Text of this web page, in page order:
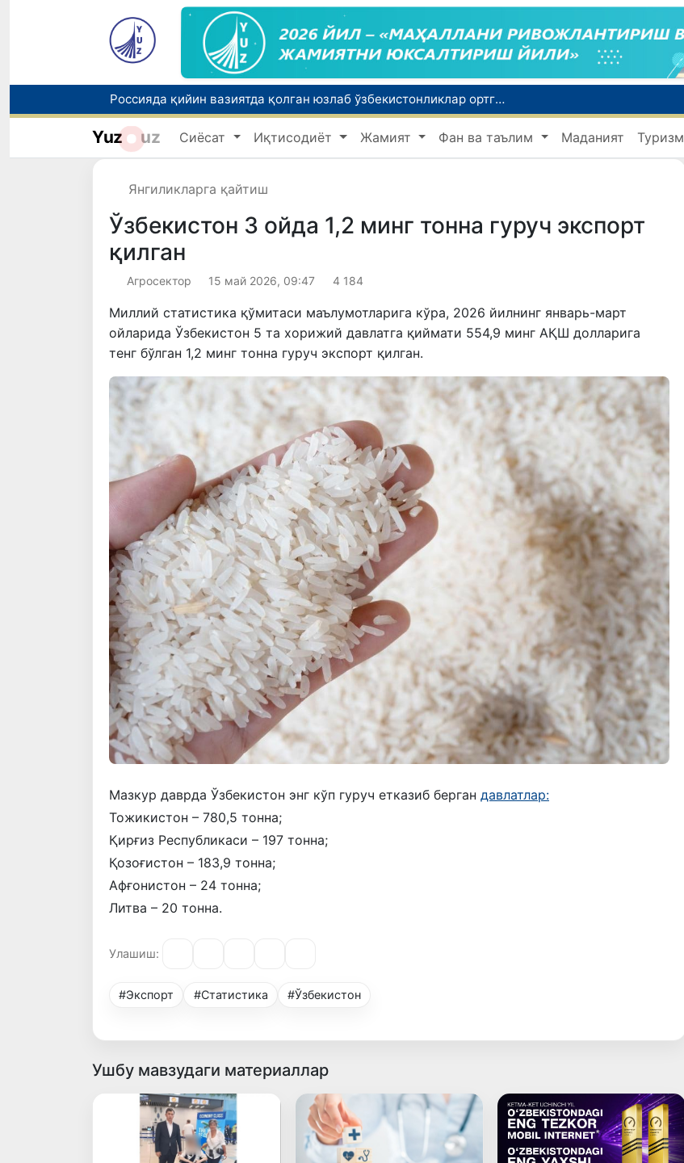
Россияда қийин вазиятда қолган юзлаб ўзбекистонликлар ортга қайтарилди
2030 йилгача хавфли чиқиндиларни қайта ишлаш даражаси 20 фоизга етказилади
Ўзбекистон илк бор Халқаро информатика олимпиадаси — IOI 2026га мезбонлик қилади
Yuz uz Сиёсат Иқтисодиёт Жамият Фан ва таълим Маданият Туризм
Янгиликларга қайтиш
Ўзбекистон 3 ойда 1,2 минг тонна гуруч экспорт
қилган
Агросектор 15 май 2026, 09:47 4 184
Миллий статистика қўмитаси маълумотларига кўра, 2026 йилнинг январь-март
ойларида Ўзбекистон 5 та хорижий давлатга қиймати 554,9 минг АҚШ долларига
тенг бўлган 1,2 минг тонна гуруч экспорт қилган.
Мазкур даврда Ўзбекистон энг кўп гуруч етказиб берган давлатлар:
Тожикистон – 780,5 тонна;
Қирғиз Республикаси – 197 тонна;
Қозоғистон – 183,9 тонна;
Афғонистон – 24 тонна;
Литва – 20 тонна.
Улашиш:
#Экспорт #Статистика #Ўзбекистон
Ушбу мавзудаги материаллар